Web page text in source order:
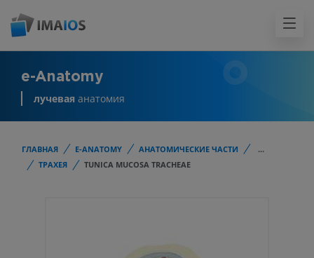
e-Anatomy
лучевая анатомия
ГЛАВНАЯ E-ANATOMY АНАТОМИЧЕСКИЕ ЧАСТИ
...
ТРАХЕЯ
TUNICA MUCOSA TRACHEAE